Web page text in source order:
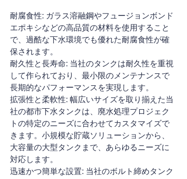
耐腐食性: ガラス溶融鋼やフュージョンボンド
エポキシなどの高品質の材料を使用すること
で、過酷な下水環境でも優れた耐腐食性が確
保されます。
耐久性と長寿命: 当社のタンクは耐久性を重視
して作られており、最小限のメンテナンスで
長期的なパフォーマンスを実現します。
拡張性と柔軟性: 幅広いサイズを取り揃えた当
社の都市下水タンクは、廃水処理プロジェク
トの特定のニーズに合わせてカスタマイズで
きます。小規模な貯蔵ソリューションから、
大容量の大型タンクまで、あらゆるニーズに
対応します。
迅速かつ簡単な設置: 当社のボルト締めタンク